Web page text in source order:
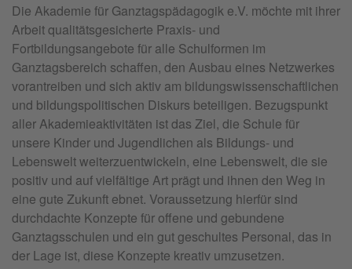
Die Akademie für Ganztagspädagogik e.V. möchte mit ihrer
Arbeit qualitätsgesicherte Praxis- und
Fortbildungsangebote für alle Schulformen im
Ganztagsbereich schaffen, den Ausbau eines Netzwerkes
vorantreiben und sich aktiv am bildungswissenschaftlichen
und bildungspolitischen Diskurs beteiligen. Bezugspunkt
aller Akademieaktivitäten ist das Ziel, die Schule für
unsere Kinder und Jugendlichen als Bildungs- und
Lebenswelt weiterzuentwickeln, eine Lebenswelt, die sie
positiv und auf vielfältige Art prägt und ihnen den Weg in
eine gute Zukunft ebnet. Voraussetzung hierfür sind
durchdachte Konzepte für offene und gebundene
Ganztagsschulen und ein gut geschultes Personal, das in
der Lage ist, diese Konzepte kreativ umzusetzen.